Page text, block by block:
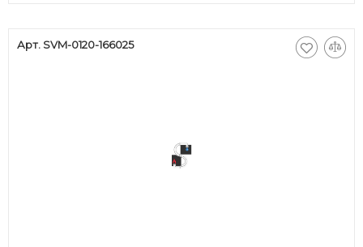
Арт. SVM-0120-166025